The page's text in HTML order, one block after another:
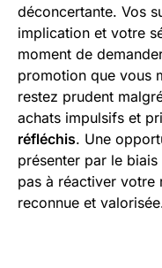
déconcertante. Vos
implication et votre
moment de
promotion que vous
restez prudent
achats impulsifs et
réfléchis. Une
présenter par le biais
pas à réactiver votre
reconnue et